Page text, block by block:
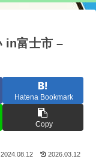
in富士市 –
Hatena Bookmark
Copy
2024.08.12 2026.03.12